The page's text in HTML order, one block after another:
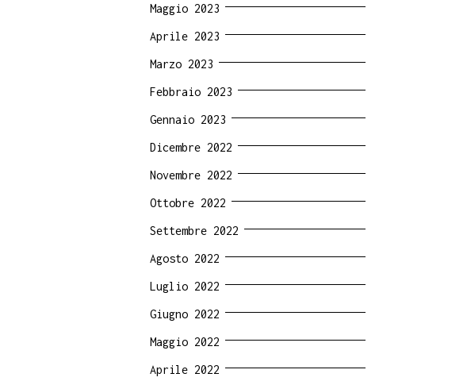
Maggio 2023
Aprile 2023
Marzo 2023
Febbraio 2023
Gennaio 2023
Dicembre 2022
Novembre 2022
Ottobre 2022
Settembre 2022
Agosto 2022
Luglio 2022
Giugno 2022
Maggio 2022
Aprile 2022